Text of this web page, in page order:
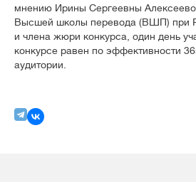
мнению Ирины Сергеевны
Высшей школы перевода (ВШП) при
и члена жюри конкурса, один день
конкурсе равен по эффективности
аудитории.